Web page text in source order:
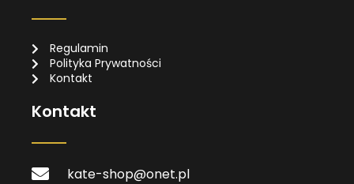
Regulamin
Polityka Prywatności
Kontakt
Kontakt
kate-shop@onet.pl